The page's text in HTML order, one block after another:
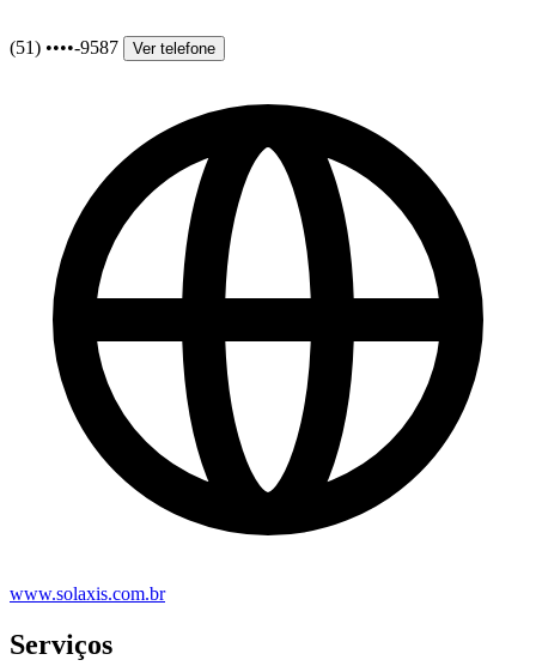
(51) ••••-9587 Ver telefone
www.solaxis.com.br
Serviços